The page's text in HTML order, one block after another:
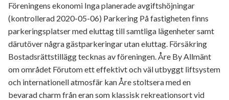
Föreningens ekonomi Inga planerade avgiftshöjningar
(kontrollerad 2020-05-06) Parkering På fastigheten finns
parkeringsplatser med eluttag till samtliga lägenheter samt
därutöver några gästparkeringar utan eluttag. Försäkring
Bostadsrättstillägg tecknas av föreningen. Åre By Allmänt
om området Förutom ett effektivt och väl utbyggt liftsystem
och internationell atmosfär kan Åre stoltsera med en
bevarad charm från eran som klassisk rekreationsort vid